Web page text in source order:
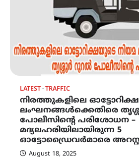
LATEST TRAFFIC
നിരത്തുകളിലെ
ലംഘനങ്ങൾക്കെതിരെ
പോലീസിന്റെ പരിശോധന –
മദ്യലഹരിയിലായിരുന്ന 5
ഓട്ടോഡ്രൈവർമാരെ
August 18, 2025